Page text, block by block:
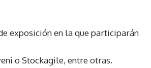
exposición en la que participarán
o Stockagile, entre otras.